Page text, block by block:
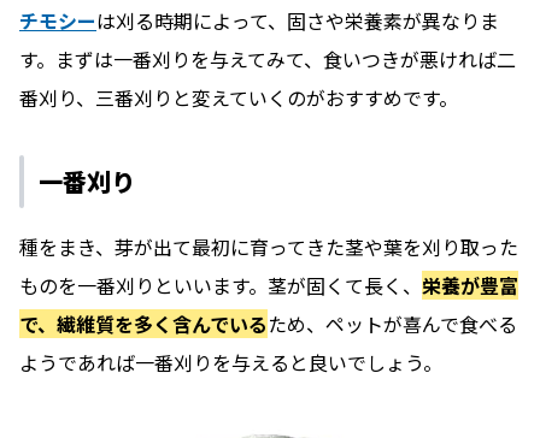
チモシーは刈る時期によって、固さや栄養素が異なりま
す。まずは一番刈りを与えてみて、食いつきが悪ければ二
番刈り、三番刈りと変えていくのがおすすめです。
一番刈り
種をまき、芽が出て最初に育ってきた茎や葉を刈り取った
ものを一番刈りといいます。茎が固くて長く、 栄養が豊富
で、繊維質を多く含んでいるため、ペットが喜んで食べる
ようであれば一番刈りを与えると良いでしょう。